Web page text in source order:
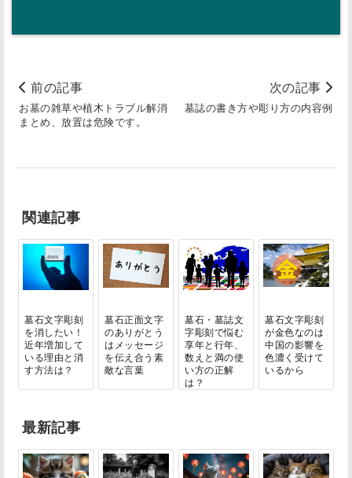
前の記事
お墓の雑草や植木トラブル解消
まとめ、放置は危険です。
次の記事
墓誌の書き方や彫り方の内容例
関連記事
墓石文字彫刻
を消したい！
近年増加して
いる理由と消
す方法は？
墓石正面文字
のありがとう
はメッセージ
を伝え合う素
敵な言葉
墓石・墓誌文
字彫刻で悩む
享年と行年、
数えと満の使
い方の正解
は？
墓石文字彫刻
が金色なのは
中国の影響を
色濃く受けて
いるから
最新記事